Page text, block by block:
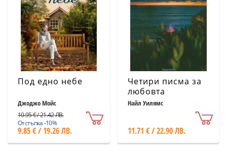
Под едно небе
Джоджо Мойс
10.95 € / 21.42 ЛВ.
Отстъпка -10%
9.85 € / 19.26 ЛВ.
Четири писма за
любовта
Найл Уилямс
11.71 € / 22.90 ЛВ.